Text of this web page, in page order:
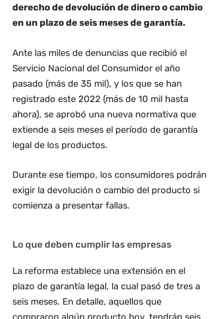
derecho de devolución de dinero o cambio
en un plazo de seis meses de garantía.
Ante las miles de denuncias que recibió el
Servicio Nacional del Consumidor el año
pasado (más de 35 mil), y los que se han
registrado este 2022 (más de 10 mil hasta
ahora), se aprobó una nueva normativa que
extiende a seis meses el período de garantía
legal de los productos.
Durante ese tiempo, los consumidores podrán
exigir la devolución o cambio del producto si
comienza a presentar fallas.
Lo que deben cumplir las empresas
La reforma establece una extensión en el
plazo de garantía legal, la cual pasó de tres a
seis meses. En detalle, aquellos que